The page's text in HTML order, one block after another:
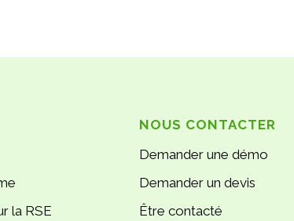
la RSE
NOUS CONTACTER
Demander une démo
Demander un devis
Être contacté